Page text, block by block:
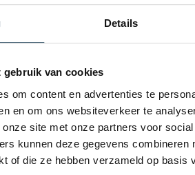
Details
gebruik van cookies
om content en advertenties te
en om ons websiteverkeer te
site met onze partners voor
kunnen deze gegevens combineren
of die ze hebben verzameld op basis